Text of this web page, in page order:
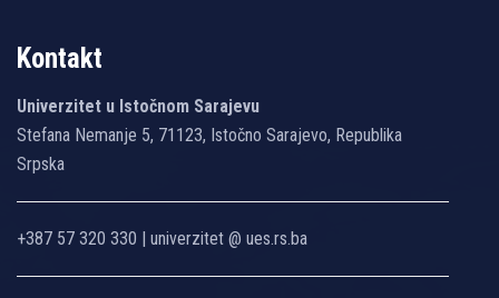
Kontakt
Univerzitet u Istočnom Sarajevu
Stefana Nemanje 5, 71123, Istočno Sarajevo, Republika
Srpska
+387 57 320 330 | univerzitet @ ues.rs.ba